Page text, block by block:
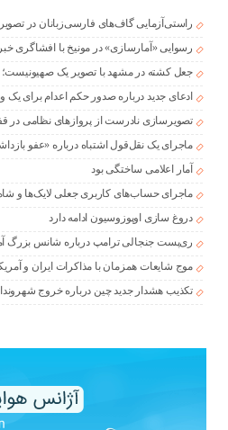
راستی‌آزمایی گاف‌های فارسی‌زبانان در
رسوایی «آمارسازی» در مونیخ با افشاگری
جعل کشته در مشهد با تصویر یک صهیونیست؛
ادعای جدید درباره صدور حکم اعدام برای
تصویرسازی نادرست از پروازهای نظامی در
ماجرای یک نقل‌قول اشتباه درباره «عفو
آمار اعلامی ساختگی بود
ماجرای حساب‌های کاربری جعلی لایک‌ها و شاه
دروغ سازی اوپوزوسیون ادامه دارد
ری‌پست جنجالی ترامپ درباره شانس بزرگ
موج شایعات همزمان با مذاکرات ایران و
تکذیب هشدار جدید چین درباره خروج